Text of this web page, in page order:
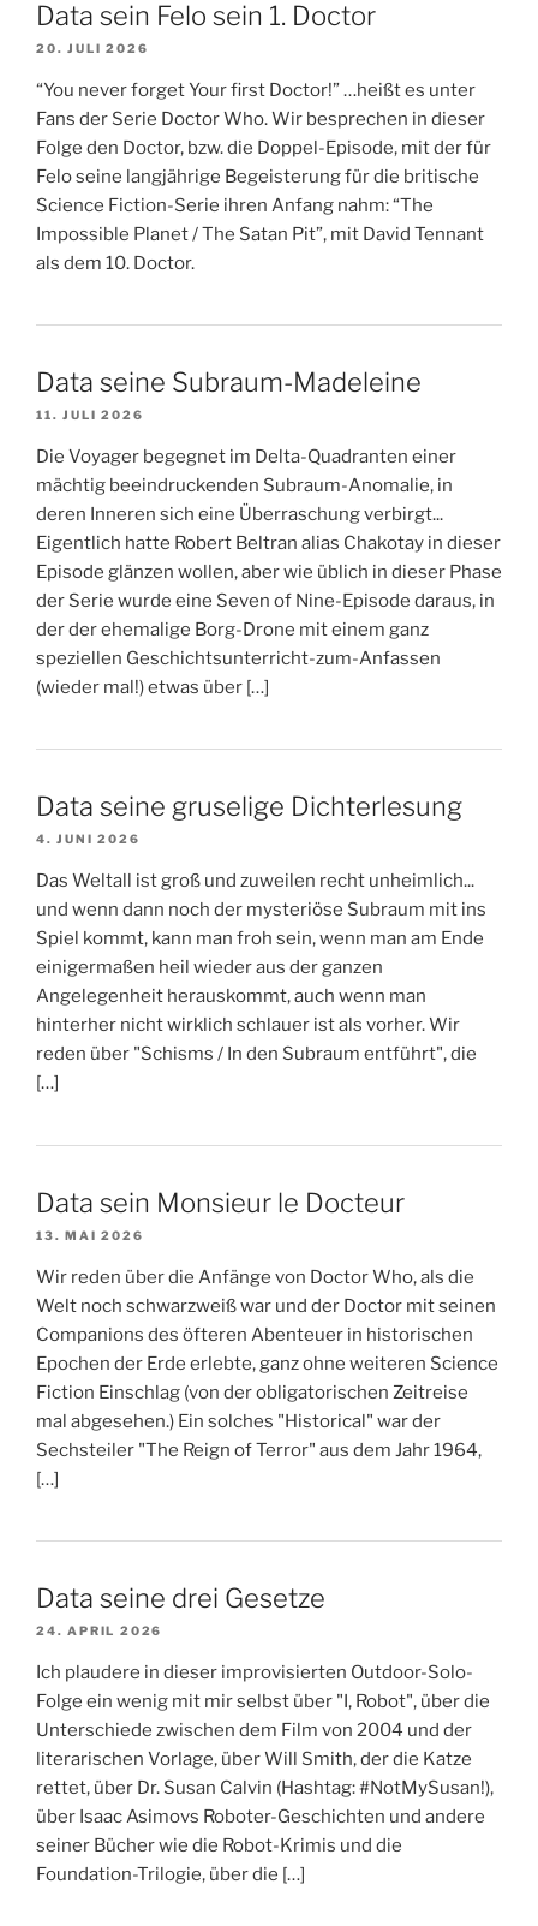
Data sein Felo sein 1. Doctor
20. JULI 2026
“You never forget Your first Doctor!” …heißt es unter
Fans der Serie Doctor Who. Wir besprechen in dieser
Folge den Doctor, bzw. die Doppel-Episode, mit der für
Felo seine langjährige Begeisterung für die britische
Science Fiction-Serie ihren Anfang nahm: “The
Impossible Planet / The Satan Pit”, mit David Tennant
als dem 10. Doctor.
Data seine Subraum-Madeleine
11. JULI 2026
Die Voyager begegnet im Delta-Quadranten einer
mächtig beeindruckenden Subraum-Anomalie, in
deren Inneren sich eine Überraschung verbirgt...
Eigentlich hatte Robert Beltran alias Chakotay in dieser
Episode glänzen wollen, aber wie üblich in dieser Phase
der Serie wurde eine Seven of Nine-Episode daraus, in
der der ehemalige Borg-Drone mit einem ganz
speziellen Geschichtsunterricht-zum-Anfassen
(wieder mal!) etwas über […]
Data seine gruselige Dichterlesung
4. JUNI 2026
Das Weltall ist groß und zuweilen recht unheimlich...
und wenn dann noch der mysteriöse Subraum mit ins
Spiel kommt, kann man froh sein, wenn man am Ende
einigermaßen heil wieder aus der ganzen
Angelegenheit herauskommt, auch wenn man
hinterher nicht wirklich schlauer ist als vorher. Wir
reden über "Schisms / In den Subraum entführt", die
[…]
Data sein Monsieur le Docteur
13. MAI 2026
Wir reden über die Anfänge von Doctor Who, als die
Welt noch schwarzweiß war und der Doctor mit seinen
Companions des öfteren Abenteuer in historischen
Epochen der Erde erlebte, ganz ohne weiteren Science
Fiction Einschlag (von der obligatorischen Zeitreise
mal abgesehen.) Ein solches "Historical" war der
Sechsteiler "The Reign of Terror" aus dem Jahr 1964,
[…]
Data seine drei Gesetze
24. APRIL 2026
Ich plaudere in dieser improvisierten Outdoor-Solo-
Folge ein wenig mit mir selbst über "I, Robot", über die
Unterschiede zwischen dem Film von 2004 und der
literarischen Vorlage, über Will Smith, der die Katze
rettet, über Dr. Susan Calvin (Hashtag: #NotMySusan!),
über Isaac Asimovs Roboter-Geschichten und andere
seiner Bücher wie die Robot-Krimis und die
Foundation-Trilogie, über die […]